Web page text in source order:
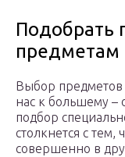
Подобрать
предметам
Выбор предметов
нас к большему –
подбор
столкнется с тем,
совершенно в